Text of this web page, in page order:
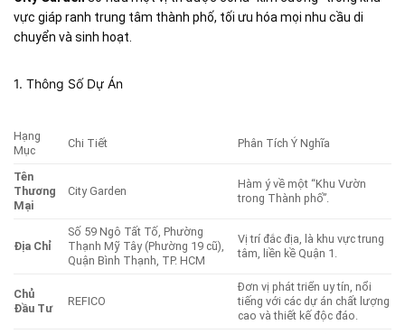
vực giáp ranh trung tâm thành phố, tối ưu hóa mọi nhu cầu di
chuyển và sinh hoạt.
1. Thông Số Dự Án
Hạng
Mục
Chi Tiết Phân Tích Ý Nghĩa
Tên
Thương
Mại
City Garden
Hàm ý về một “Khu Vườn
trong Thành phố”.
Địa Chỉ
Số 59 Ngô Tất Tố, Phường
Thạnh Mỹ Tây (Phường 19 cũ),
Quận Bình Thạnh, TP. HCM
Vị trí đắc địa, là khu vực trung
tâm, liền kề Quận 1.
Chủ
Đầu Tư
REFICO
Đơn vị phát triển uy tín, nổi
tiếng với các dự án chất lượng
cao và thiết kế độc đáo.